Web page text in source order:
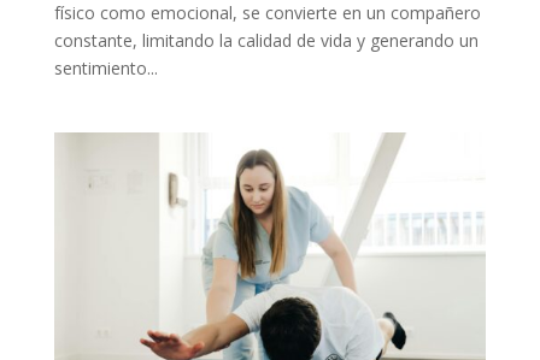
físico como emocional, se convierte en un compañero
constante, limitando la calidad de vida y generando un
sentimiento...